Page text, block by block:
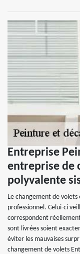
Entreprise
entreprise de
polyvalente
Le changement de
professionnel. Celui-ci
correspondent
sont livrées soient
éviter les mauvaises
changement de volets